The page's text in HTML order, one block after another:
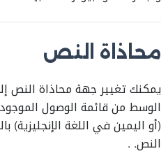
محاذاة النص
يمكنك تغيير جهة محاذاة النص
الوسط من قائمة الوصول
(أو اليمين في اللغة
النص. .